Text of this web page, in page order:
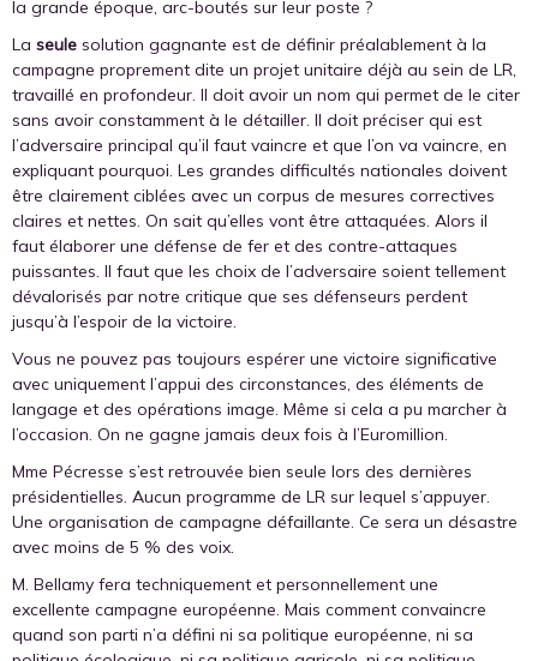
la grande époque, arc-boutés sur leur poste ?
La seule solution gagnante est de définir préalablement à la
campagne proprement dite un projet unitaire déjà au sein de LR,
travaillé en profondeur. Il doit avoir un nom qui permet de le citer
sans avoir constamment à le détailler. Il doit préciser qui est
l’adversaire principal qu’il faut vaincre et que l’on va vaincre, en
expliquant pourquoi. Les grandes difficultés nationales doivent
être clairement ciblées avec un corpus de mesures correctives
claires et nettes. On sait qu’elles vont être attaquées. Alors il
faut élaborer une défense de fer et des contre-attaques
puissantes. Il faut que les choix de l’adversaire soient tellement
dévalorisés par notre critique que ses défenseurs perdent
jusqu’à l’espoir de la victoire.
Vous ne pouvez pas toujours espérer une victoire significative
avec uniquement l’appui des circonstances, des éléments de
langage et des opérations image. Même si cela a pu marcher à
l’occasion. On ne gagne jamais deux fois à l’Euromillion.
Mme Pécresse s’est retrouvée bien seule lors des dernières
présidentielles. Aucun programme de LR sur lequel s’appuyer.
Une organisation de campagne défaillante. Ce sera un désastre
avec moins de 5 % des voix.
M. Bellamy fera techniquement et personnellement une
excellente campagne européenne. Mais comment convaincre
quand son parti n’a défini ni sa politique européenne, ni sa